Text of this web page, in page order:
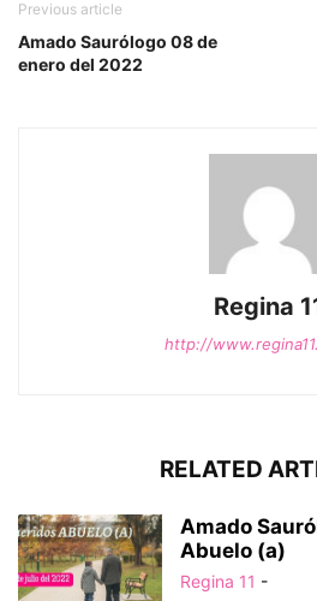
Previous article
Amado Saurólogo 08 de
enero del 2022
Regina
http://
RELATED
Amado
Abuelo (a)
Regina 11 -